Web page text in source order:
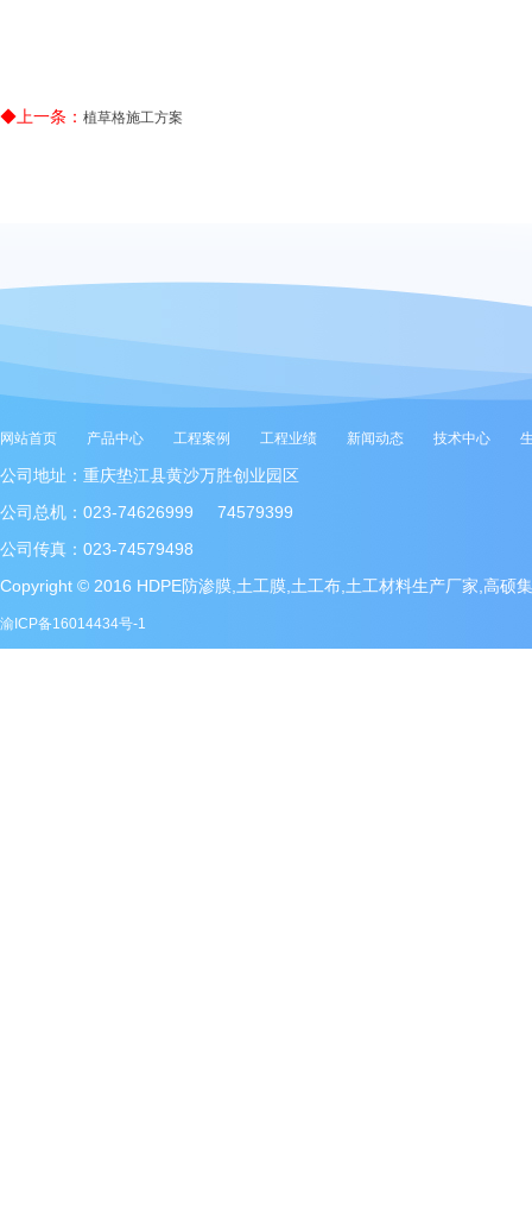
◆上一条： 植草格施工方案
网站首页 产品中心 工程案例 工程业绩 新闻动态 技术中心
公司地址：重庆垫江县黄沙万胜创业园区
公司总机：023-74626999 74579399
公司传真：023-74579498
Copyright © 2016 HDPE防渗膜,土工膜,土工布,土工材料生产厂家,高硕
渝ICP备16014434号-1